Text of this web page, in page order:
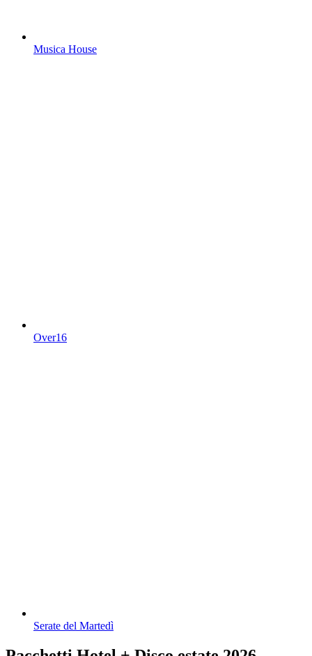
Musica House
Over16
Serate del Martedì